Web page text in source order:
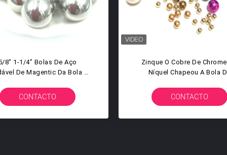
304 316 420 440c De Aço
14MM Contínua Feita
12.7MM Do Tamanho
CONTACTO
Bolas De Aço Inoxidável De
304 Para A Pintura Que
CONTACTO